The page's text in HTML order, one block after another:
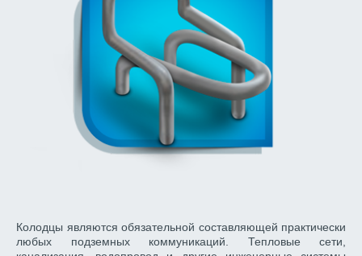
Колодцы являются обязательной составляющей практически
любых подземных коммуникаций. Тепловые сети,